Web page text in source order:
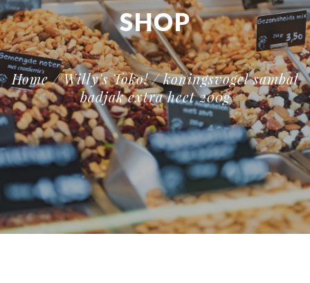
SHOP
Home/Willy's Toko!/ koningsvogel sambal
badjak extra heet 200g